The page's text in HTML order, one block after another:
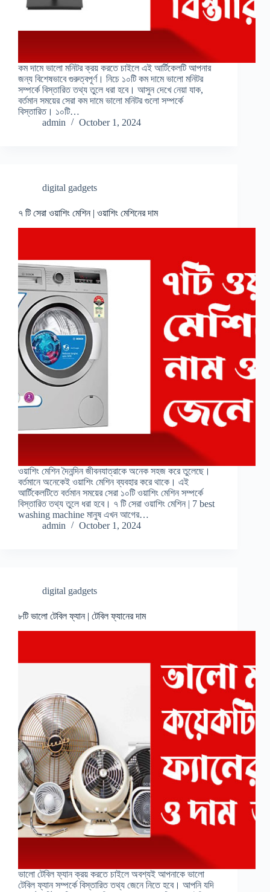
কম দামে ভালো মনিটর ক্রয় করতে চাইলে এই আর্টিকেলটি আপনার
জন্য বিশেষভাবে গুরুত্বপূর্ণ। নিচে ১০টি কম দামে ভালো মনিটর
সম্পর্কে বিস্তারিত তথ্য তুলে ধরা হবে। আসুন দেখে নেয়া যাক,
বর্তমান সময়ের সেরা কম দামে ভালো মনিটর গুলো সম্পর্কে
বিস্তারিত। ১০টি…
admin
October 1, 2024
digital gadgets
৭ টি সেরা ওয়াশিং মেশিন | ওয়াশিং মেশিনের দাম
ওয়াশিং মেশিন দৈনন্দিন জীবনযাত্রাকে অনেক সহজ করে তুলেছে।
বর্তমানে অনেকেই ওয়াশিং মেশিন ব্যবহার করে থাকে। এই
আর্টিকেলটিতে বর্তমান সময়ের সেরা ১০টি ওয়াশিং মেশিন সম্পর্কে
বিস্তারিত তথ্য তুলে ধরা হবে। ৭ টি সেরা ওয়াশিং মেশিন | 7 best
washing machine মানুষ এখন আগের…
admin
October 1, 2024
digital gadgets
৮টি ভালো টেবিল ফ্যান | টেবিল ফ্যানের দাম
ভালো টেবিল ফ্যান ক্রয় করতে চাইলে অবশ্যই আপনাকে ভালো
টেবিল ফ্যান সম্পর্কে বিস্তারিত তথ্য জেনে নিতে হবে। আপনি যদি